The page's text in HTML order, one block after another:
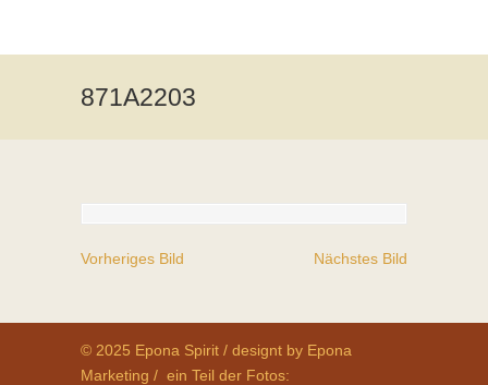
871A2203
Vorheriges Bild Nächstes Bild
© 2025 Epona Spirit / designt by Epona
Marketing / ein Teil der Fotos: